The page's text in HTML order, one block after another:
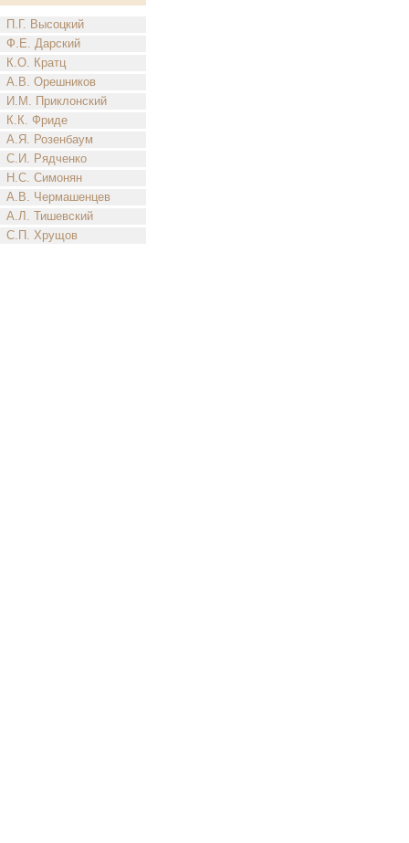
П.Г. Высоцкий
Ф.Е. Дарский
К.О. Кратц
А.В. Орешников
И.М. Приклонский
К.К. Фриде
А.Я. Розенбаум
С.И. Рядченко
Н.С. Симонян
А.В. Чермашенцев
А.Л. Тишевский
С.П. Хрущов